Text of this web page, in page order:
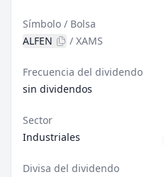
Símbolo / Bolsa
ALFEN
/ XAMS
Frecuencia del dividendo
sin dividendos
Sector
Industriales
Divisa del dividendo